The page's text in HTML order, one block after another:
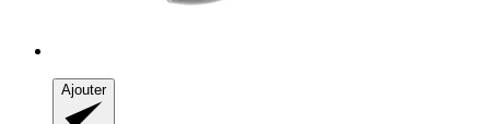
Ajouter